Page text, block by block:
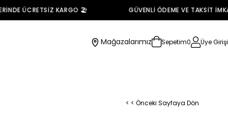
ÜCRETSİZ KARGO 🏖️ GÜVENLİ ÖDEME VE TAKSİT
Mağazalarımız Sepetim0 Üye Girişi
< < Önceki Sayfaya Dön